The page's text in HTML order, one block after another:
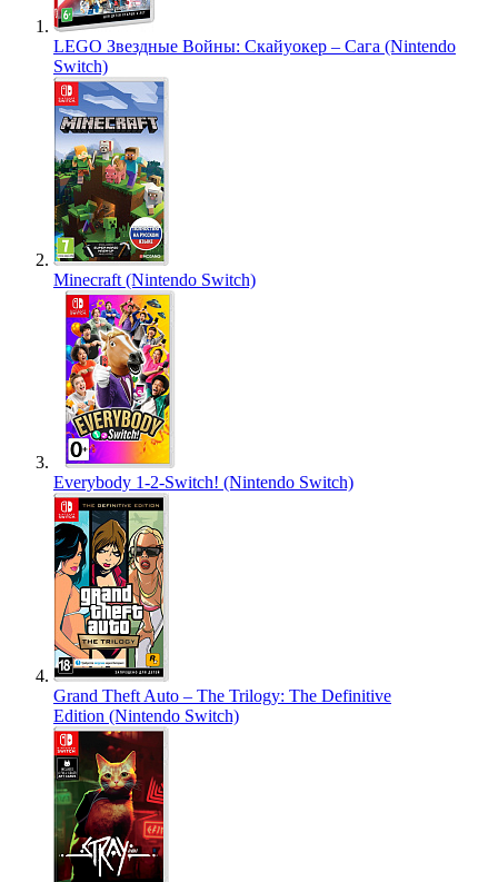
LEGO Звездные Войны: Скайуокер – Сага (Nintendo
Switch)
Minecraft (Nintendo Switch)
Everybody 1-2-Switch! (Nintendo Switch)
Grand Theft Auto – The Trilogy: The Definitive
Edition (Nintendo Switch)